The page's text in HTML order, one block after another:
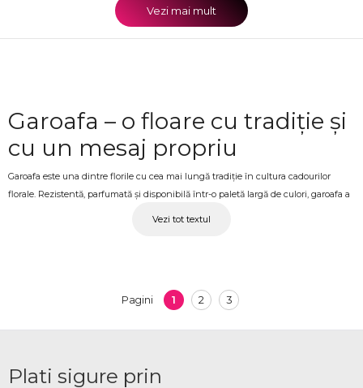
Vezi mai mult
Garoafa – o floare cu tradiție și
cu un mesaj propriu
Garoafa este una dintre florile cu cea mai lungă tradiție în cultura cadourilor
florale. Rezistentă, parfumată și disponibilă într-o paletă largă de culori, garoafa a
Buchete cu garoafe cu livrare
tradiție
Vezi tot textul
Pagini 1 2 3
Plati sigure prin